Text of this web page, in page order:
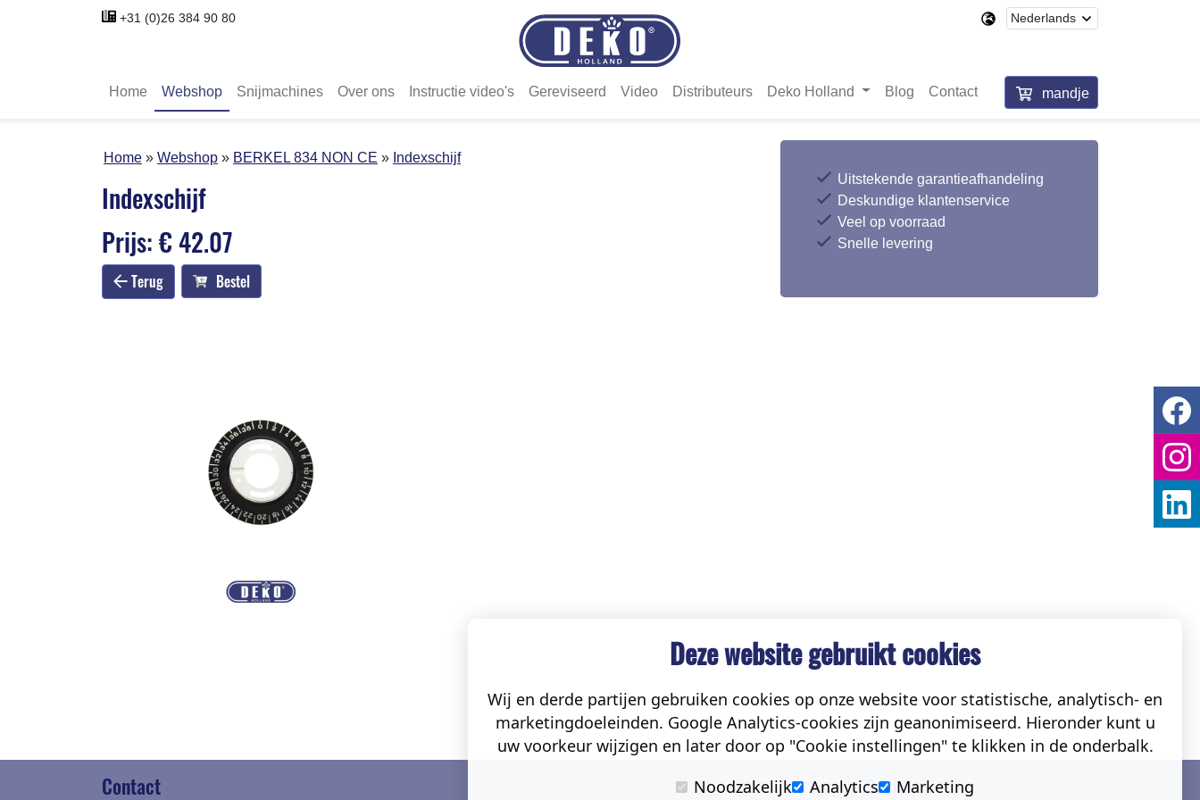
+31 (0)26 384 90 80
Home Webshop Snijmachines Over ons Instructie video's Gereviseerd Video Distributeurs Deko Holland Blog Contact mandje
Home Webshop BERKEL 834 NON CE Indexschijf
Indexschijf
Prijs: € 42.07
Terug Bestel
Uitstekende garantieafhandeling
Deskundige klantenservice
Veel op voorraad
Snelle levering
Contact Social
Deze website gebruikt cookies
Wij en derde partijen gebruiken cookies op onze website voor statistische, analytisch- en
marketingdoeleinden. Google Analytics-cookies zijn geanonimiseerd. Hieronder kunt u
uw voorkeur wijzigen en later door op "Cookie instellingen" te klikken in de onderbalk.
Noodzakelijk
Analytics Marketing